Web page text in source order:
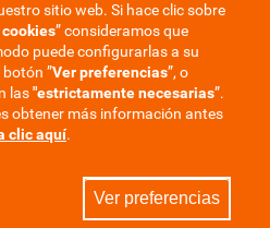
Cookies
sitio web. Si hace clic sobre
” consideramos que
puede configurarlas a su
”Ver preferencias”, o
las"estrictamentenecesarias”.
obtener más información antes
clic aquí.
Ver preferencias